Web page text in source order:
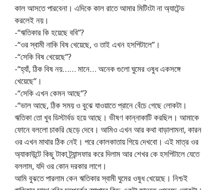
কাল আসতে পারবেনা। এদিকে কাল রাতে আমার মিটিংটা না অ্যাটেন্ড
করলেই নয়।
-“ঋতিকার কি হয়েছে ববি”?
-“ওর স্বামী নাকি বিষ খেয়েছে, ও তাই এখন হসপিটালে”।
-“সেকি বিষ খেয়েছে”?
-“হ্যাঁ, ঠিক বিষ নয়…… মানে… অনেক গুলো ঘুমের ওষুধ একসঙ্গে
খেয়েছে”।
-“সেকি এখন কেমন আছে”?
-“ভাল আছে, ঠিক সময় ও বুঝে যাওয়াতে প্রানে বেঁচে গেছে লোকটা।
ঋতিকা তো খুব ডিস্টার্বড হয়ে আছে। ভীষণ কান্নাকাটি করছিল। আমাকে
ফোনে বললো চাকরি ছেড়ে দেবে। আমিও এখন আর কথা বাড়ালামনা, কারন
ওর এখন মাথার ঠিক নেই। পরে কোলকাতায় গিয়ে দেখবো। এই মাত্র ওর
অ্যাকাউন্টে কিছু টাকা ট্র্যান্সফার করে দিলাম আর শেখর কে হসপিটালে যেতে
বললাম, যদি ওর কোন দরকার লাগে।
আমি বুঝতে পারলাম কেন ঋতিকার স্বামী ঘুমের ওষুধ খেয়েছে। নিশ্চই